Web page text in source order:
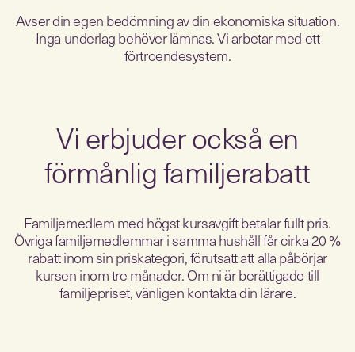
Avser din egen bedömning av din ekonomiska situation.
Inga underlag behöver lämnas. Vi arbetar med ett
förtroendesystem.
Vi erbjuder också en
förmånlig familjerabatt
Familjemedlem med högst kursavgift betalar fullt pris.
Övriga familjemedlemmar i samma hushåll får cirka 20 %
rabatt inom sin priskategori, förutsatt att alla påbörjar
kursen inom tre månader. Om ni är berättigade till
familjepriset, vänligen kontakta din lärare.